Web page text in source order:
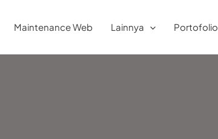
Maintenance Web Lainnya Portofolio